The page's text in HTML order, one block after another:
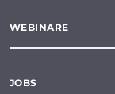
WEBINARE
JOBS